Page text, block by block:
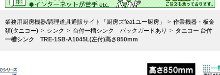
業務用厨房機器/調理道具通販サイト「厨房ズfeat.ユー厨房」
作業機器・板金
類(タニコー)
シンク 台付一槽シンク バックガードあり
タニコー 台付
一槽シンク TRE-1SB-A1045L(左付)高さ850mm